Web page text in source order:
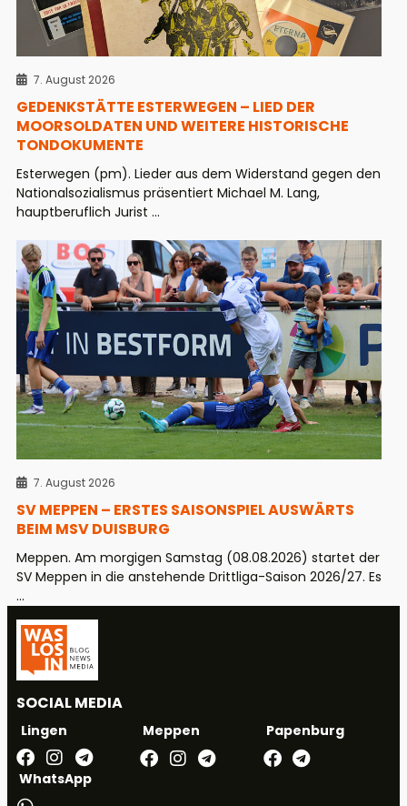
7. August 2026
GEDENKSTÄTTE ESTERWEGEN – LIED DER
MOORSOLDATEN UND WEITERE HISTORISCHE
TONDOKUMENTE
Esterwegen (pm). Lieder aus dem Widerstand gegen den
Nationalsozialismus präsentiert Michael M. Lang,
hauptberuflich Jurist ...
7. August 2026
SV MEPPEN – ERSTES SAISONSPIEL AUSWÄRTS
BEIM MSV DUISBURG
Meppen. Am morgigen Samstag (08.08.2026) startet der
SV Meppen in die anstehende Drittliga-Saison 2026/27. Es
...
SOCIAL MEDIA
Lingen Meppen Papenburg
WhatsApp